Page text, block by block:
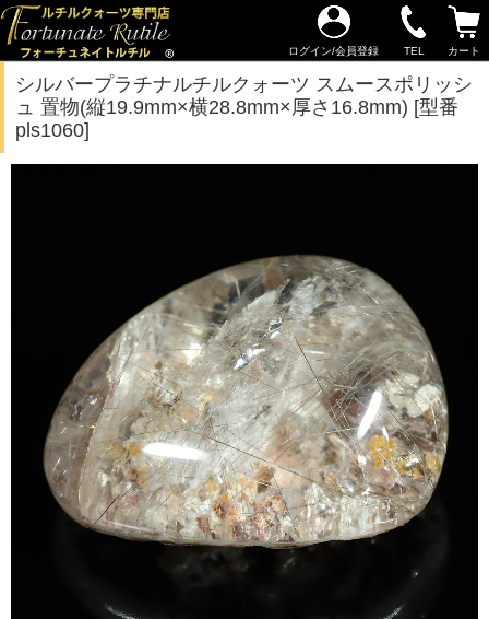
ログイン/会員登録 TEL カート
シルバープラチナルチルクォーツ スムースポリッシ
ュ 置物(縦19.9mm×横28.8mm×厚さ16.8mm) [型番
pls1060]